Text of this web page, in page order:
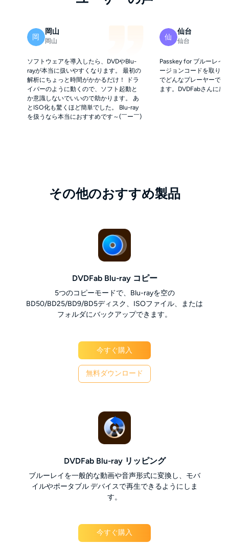
岡
岡山
岡山
ソフトウェアを導入したら、DVDやBlu-
rayが本当に扱いやすくなります。 最初の
解析にちょっと時間がかかるだけ！ ドラ
イバーのように動くので、ソフト起動と
か意識しないでいいので助かります。 あ
とISO化も驚くほど簡単でした。 Blu-ray
を扱うなら本当におすすめです～(￣ー￣)
仙
仙台
仙台
Passkey for ブルーレイ
ージョンコードを取り
でどんなプレーヤーでも
ます。DVDFabさんに感
その他のおすすめ製品
DVDFab Blu-ray コピー
5つのコピーモードで、Blu-rayを空の
BD50/BD25/BD9/BD5ディスク、ISOファイル、または
フォルダにバックアップできます。
今すぐ購入
無料ダウンロード
DVDFab Blu-ray リッピング
ブルーレイを一般的な動画や音声形式に変換し、モバ
イルやポータブル デバイスで再生できるようにしま
す。
今すぐ購入